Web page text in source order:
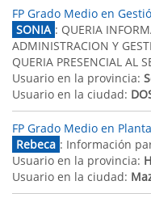
FP Grado Medio en
SONIA : QUERIA
ADMINISTRACION Y
QUERIA PRESENCIAL AL
Usuario en la provincia:
Usuario en la ciudad:
FP Grado Medio en
Rebeca : Información
Usuario en la provincia:
Usuario en la ciudad: